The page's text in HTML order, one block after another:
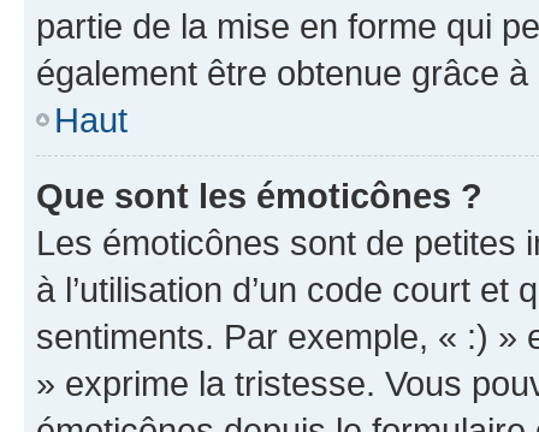
partie de la mise en forme qui
également être obtenue grâce à
Haut
Que sont les émoticônes ?
Les émoticônes sont de petites
à l’utilisation d’un code court et
sentiments. Par exemple, « :) »
» exprime la tristesse. Vous